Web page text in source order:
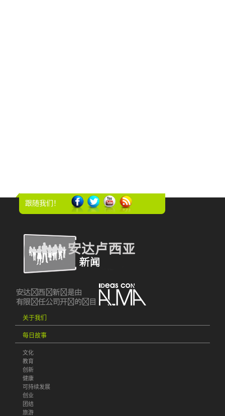
跟随我们！
关于我们
每日故事
文化
教育
创新
健康
可持续发展
创业
团结
旅游